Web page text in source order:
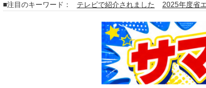
■注目のキーワード： テレビで紹介されました 2025年度省